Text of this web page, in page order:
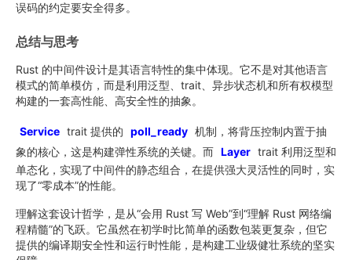
误码的约定要安全得多。
总结与思考
Rust 的中间件设计是其语言特性的集中体现。它不是对其他语言
模式的简单模仿，而是利用泛型、trait、异步状态机和所有权模型
构建的一套高性能、高安全性的抽象。
Service trait 提供的 poll_ready 机制，将背压控制内置于抽
象的核心，这是构建弹性系统的关键。而 Layer trait 利用泛型和
单态化，实现了中间件的静态组合，在提供强大灵活性的同时，实
现了“零成本”的性能。
理解这套设计哲学，是从“会用 Rust 写 Web”到“理解 Rust 网络编
程精髓”的飞跃。它虽然在初学时比简单的函数包装更复杂，但它
提供的编译期安全性和运行时性能，是构建工业级健壮系统的坚实